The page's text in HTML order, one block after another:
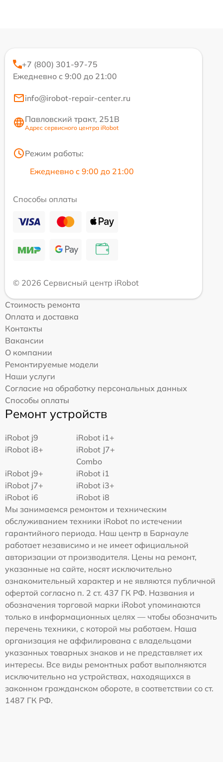
+7 (800) 301-97-75
Ежедневно с 9:00 до 21:00
info@irobot-repair-center.ru
Павловский тракт, 251В
Адрес сервисного центра iRobot
Режим работы:
Ежедневно с 9:00 до 21:00
Способы оплаты
© 2026 Сервисный центр iRobot
Стоимость ремонта
Оплата и доставка
Контакты
Вакансии
О компании
Ремонтируемые модели
Наши услуги
Согласие на обработку персональных данных
Способы оплаты
Ремонт устройств
iRobot j9
iRobot i1+
iRobot i8+
iRobot J7+
Combo
iRobot j9+
iRobot i1
iRobot j7+
iRobot i3+
iRobot i6
iRobot i8
Мы занимаемся ремонтом и техническим
обслуживанием техники iRobot по истечении
гарантийного периода. Наш центр в Барнауле
работает независимо и не имеет официальной
авторизации от производителя. Цены на ремонт,
указанные на сайте, носят исключительно
ознакомительный характер и не являются публичной
офертой согласно п. 2 ст. 437 ГК РФ. Названия и
обозначения торговой марки iRobot упоминаются
только в информационных целях — чтобы обозначить
перечень техники, с которой мы работаем. Наша
организация не аффилирована с владельцами
указанных товарных знаков и не представляет их
интересы. Все виды ремонтных работ выполняются
исключительно на устройствах, находящихся в
законном гражданском обороте, в соответствии со ст.
1487 ГК РФ.